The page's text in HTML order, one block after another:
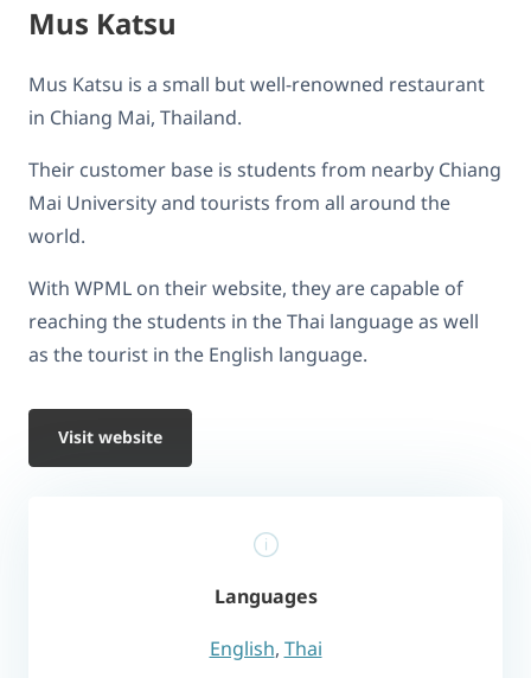
Mus Katsu
Mus Katsu is a small but well-renowned restaurant
in Chiang Mai, Thailand.
Their customer base is students from nearby Chiang
Mai University and tourists from all around the
world.
With WPML on their website, they are capable of
reaching the students in the Thai language as well
as the tourist in the English language.
Visit website
Languages
English, Thai